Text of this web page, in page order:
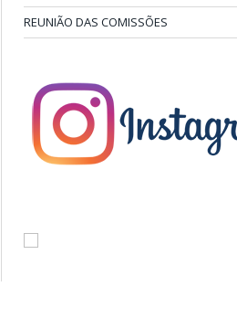
REUNIÃO DAS COMISSÕES